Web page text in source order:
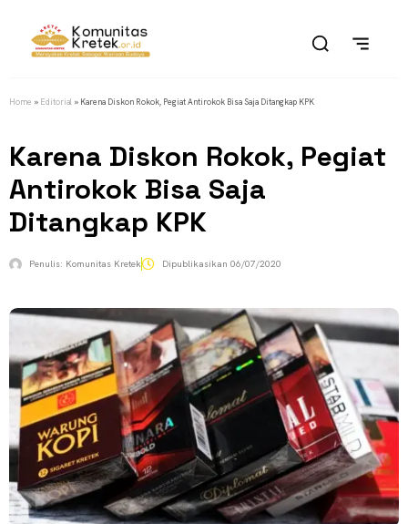
Home » Editorial » Karena Diskon Rokok, Pegiat Antirokok Bisa Saja Ditangkap KPK
Karena Diskon Rokok, Pegiat
Antirokok Bisa Saja
Ditangkap KPK
Penulis: Komunitas Kretek Dipublikasikan 06/07/2020